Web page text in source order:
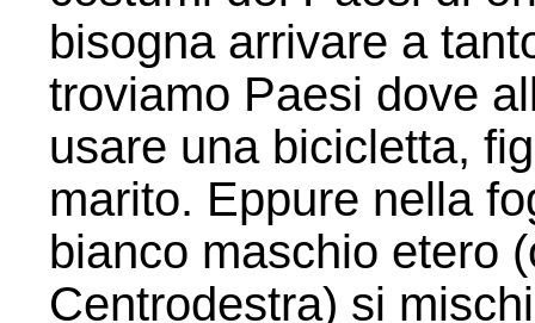
bisogna arrivare a
troviamo Paesi dove
usare una bicicletta,
marito. Eppure nella
bianco maschio etero
Centrodestra) si